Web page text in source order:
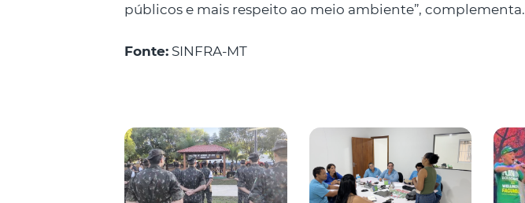
públicos e mais respeito ao meio ambiente”, complementa.
Fonte: SINFRA-MT